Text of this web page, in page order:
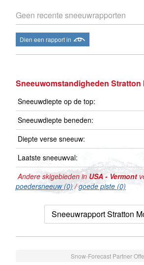
Geen recente sneeuwrapporten
Dien een rapport in
Sneeuwomstandigheden Stratton
Sneeuwdiepte op de top:
Sneeuwdiepte beneden:
Diepte verse sneeuw:
Laatste sneeuwval:
Andere skigebieden in USA - Vermont
poedersneeuw (0)/goede piste (0)
Sneeuwrapport Stratton
Snow-Forecast Partner